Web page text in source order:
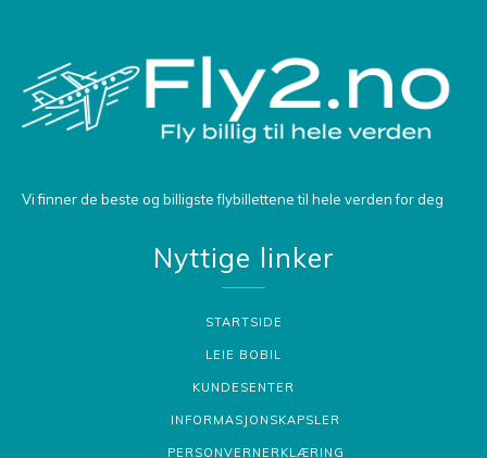
Vi finner de beste og billigste flybillettene til hele verden for deg
Nyttige linker
STARTSIDE
LEIE BOBIL
KUNDESENTER
INFORMASJONSKAPSLER
PERSONVERNERKLÆRING